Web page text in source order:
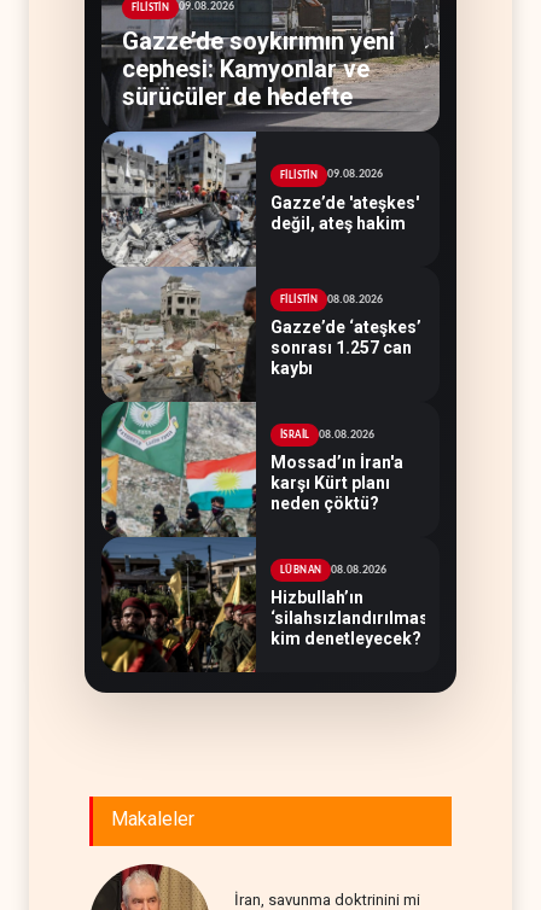
FİLİSTİN 09.08.2026
Gazze’de soykırımın yeni
cephesi: Kamyonlar ve
sürücüler de hedefte
FİLİSTİN 09.08.2026
Gazze’de 'ateşkes'
değil, ateş hakim
FİLİSTİN 08.08.2026
Gazze’de ‘ateşkes’
sonrası 1.257 can
kaybı
İSRAİL 08.08.2026
Mossad’ın İran'a
karşı Kürt planı
neden çöktü?
LÜBNAN 08.08.2026
Hizbullah’ın
‘silahsızlandırılmasını’
kim denetleyecek?
Makaleler
İran, savunma doktrinini mi